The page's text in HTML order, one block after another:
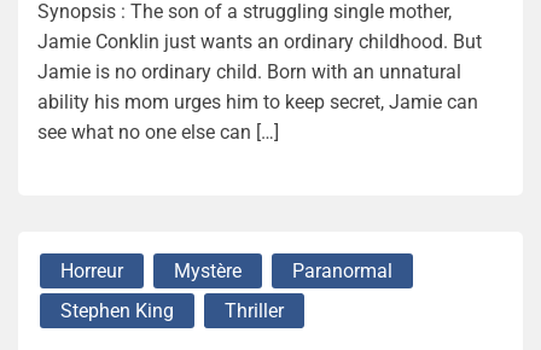
Synopsis : The son of a struggling single mother,
Jamie Conklin just wants an ordinary childhood. But
Jamie is no ordinary child. Born with an unnatural
ability his mom urges him to keep secret, Jamie can
see what no one else can […]
Horreur Mystère
Paranormal
Stephen King
Thriller